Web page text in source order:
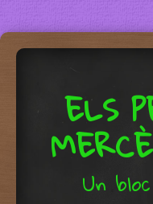
ELS
Un